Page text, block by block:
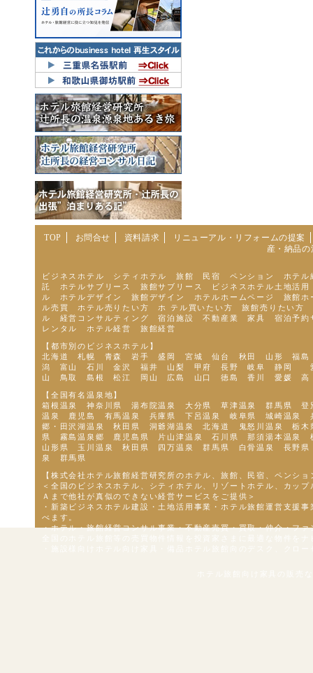
TOP お問合せ 資料請求
リニューアル・リフォームの提案
産・納品の
ビジネスホテル シティホテル 旅館 民宿 ペンション ホテル
託 ホテルサブリース 旅館サブリース ビジネスホテル土地活
ル ホテルデザイン 旅館デザイン ホテルホームページ 旅館
ル売買 ホテル売りたい方 ホ テル買いたい方 旅館売りたい
ル 経営コンサルティング 宿泊施設 不動産業 家具 宿泊予約
レンタル ホテル経営 旅館経営
【都市別のビジネスホテル】
北海道 札幌 青森 岩手 盛岡 宮城 仙台 秋田 山形 福
潟 富山 石川 金沢 福井 山梨 甲府 長野 岐阜 静岡
山 鳥取 島根 松江 岡山 広島 山口 徳島 香川 愛媛
【全国有名温泉地】
箱根温泉 神奈川県 湯布院温泉 大分県 草津温泉 群馬県
温泉 鹿児島 有馬温泉 兵庫県 下呂温泉 岐阜県 城崎温泉
郷・田沢湖温泉 秋田県 洞爺湖温泉 北海道 鬼怒川温泉 栃
県 霧島温泉郷 鹿児島県 片山津温泉 石川県 那須湯本温
山形県 玉川温泉 秋田県 四万温泉 群馬県 白骨温泉 長野
泉 群馬県
【株式会社ホテル旅館経営研究所のホテル、旅館、民宿、ペンシ
＜全国のビジネスホテル、シティホテル、リゾートホテル、カッ
Ａまで他社が真似のできない経営サービスをご提供＞
・新築ビジネスホテル建設・土地活用事業・ホテル旅館運営支援
べます。
・ホテル・旅館経営コンサル事業・不動産売買・買取・仲介・フ